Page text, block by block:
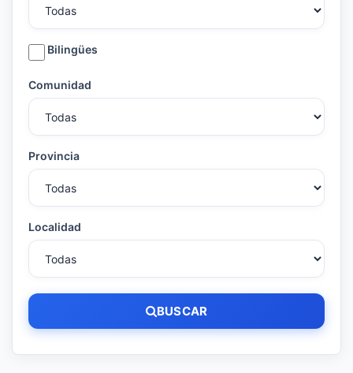
Bilingües
Comunidad
Provincia
Localidad
BUSCAR